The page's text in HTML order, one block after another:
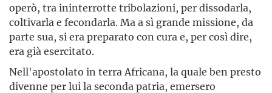
operò, tra ininterrotte tribolazioni, per dissodarla,
coltivarla e fecondarla. Ma a sì grande missione, da
parte sua, si era preparato con cura e, per così dire,
era già esercitato.
Nell'apostolato in terra Africana, la quale ben presto
divenne per lui la seconda patria, emersero